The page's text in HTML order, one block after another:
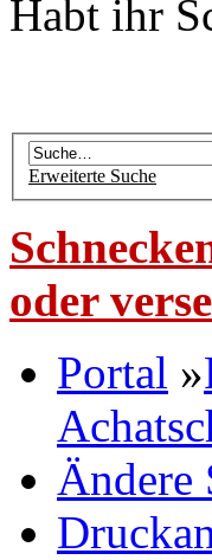
Habt ihr
Erweiterte Suche
oder
Portal »
Ändere